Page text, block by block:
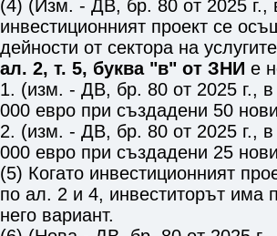
(4) (Изм. - ДВ, бр. 80 от 2025 г.,
инвестиционният проект се
дейности от сектора на
ал. 2, т. 5, буква "в" от ЗНИ е
1. (изм. - ДВ, бр. 80 от 2025 г.,
000 евро при създадени 50
2. (изм. - ДВ, бр. 80 от 2025 г.,
000 евро при създадени 25
(5) Когато инвестиционният
по ал. 2 и 4, инвеститорът има
него вариант.